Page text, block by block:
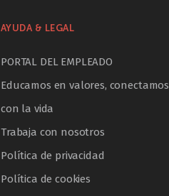
AYUDA & LEGAL
PORTAL DEL EMPLEADO
Educamos en valores, conectamos
con la vida
Trabaja con nosotros
Política de privacidad
Política de cookies